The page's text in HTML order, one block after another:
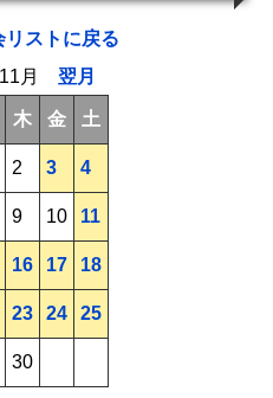
リストに戻る
月 翌月
木 金 土
2 3 4
9 10 11
16 17 18
23 24 25
30